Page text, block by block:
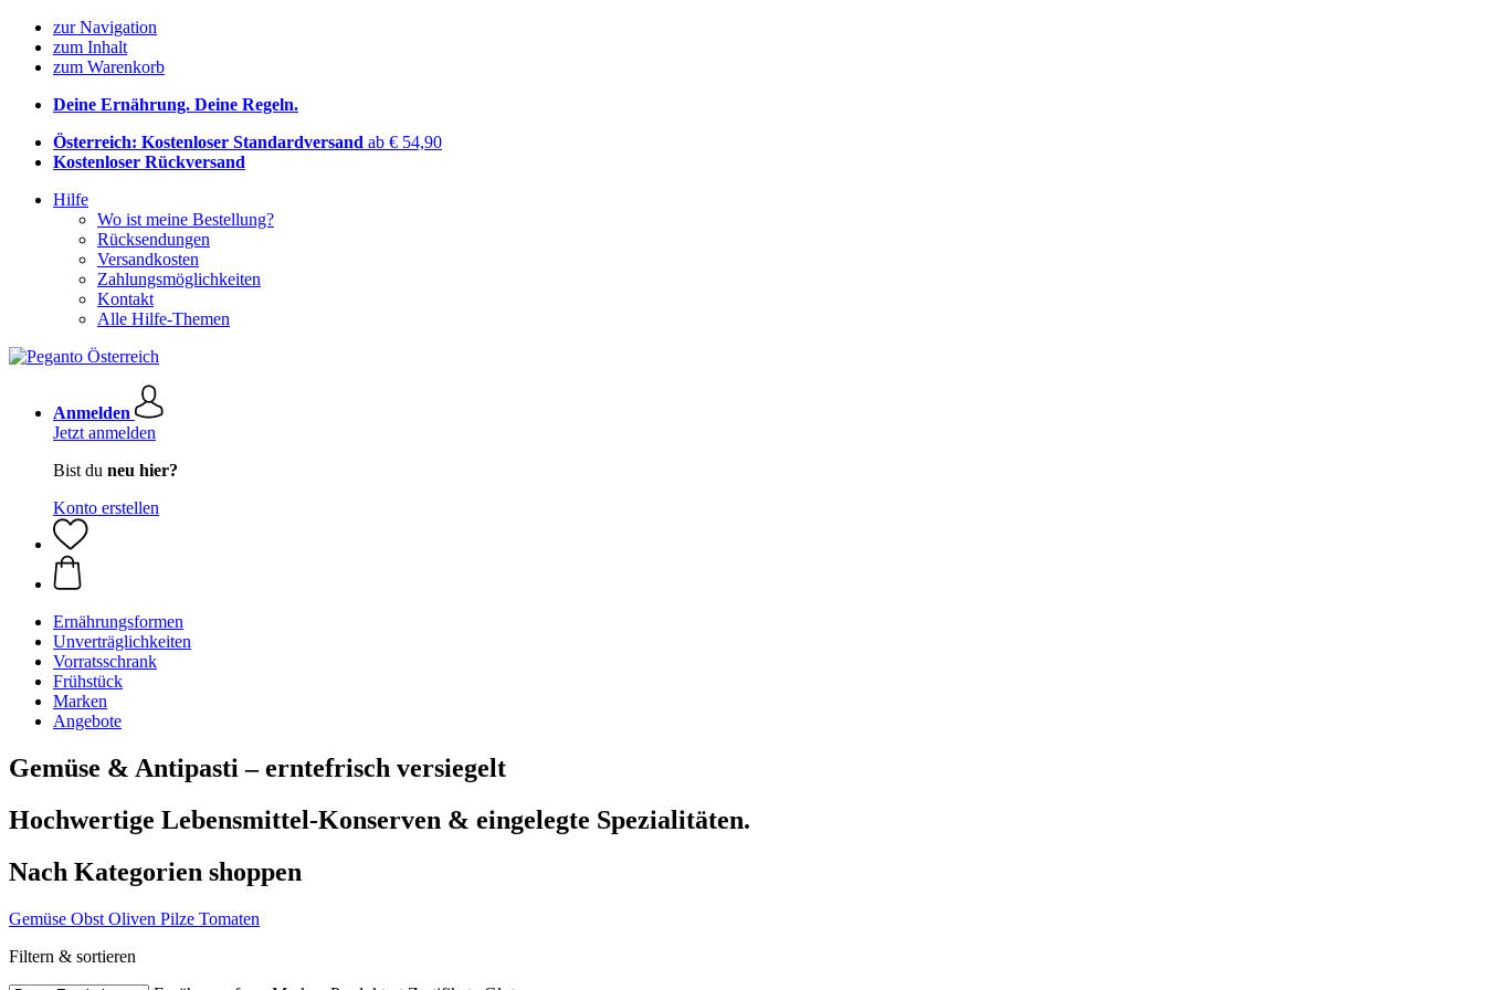
zur Navigation
zum Inhalt
zum Warenkorb
Deine Ernährung. Deine Regeln.
Österreich: Kostenloser Standardversand ab € 54,90
Kostenloser Rückversand
Hilfe
Wo ist meine Bestellung?
Rücksendungen
Versandkosten
Zahlungsmöglichkeiten
Kontakt
Alle Hilfe-Themen
Anmelden
Jetzt anmelden
Bist du neu hier?
Konto erstellen
Ernährungsformen
Unverträglichkeiten
Vorratsschrank
Frühstück
Marken
Angebote
Gemüse & Antipasti – erntefrisch versiegelt
Hochwertige Lebensmittel-Konserven & eingelegte Spezialitäten.
Nach Kategorien shoppen
Gemüse Obst Oliven Pilze Tomaten
Filtern & sortieren